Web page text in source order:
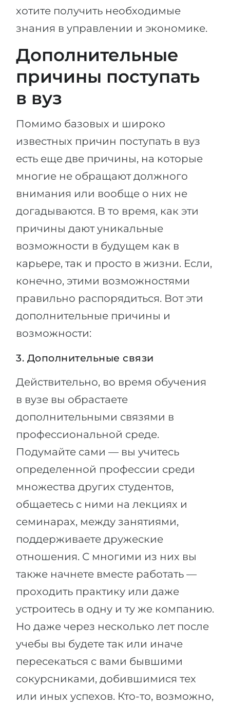
хотите получить необходимые
знания в управлении и экономике.
Дополнительные
причины поступать
в вуз
Помимо базовых и широко
известных причин поступать в вуз
есть еще две причины, на которые
многие не обращают должного
внимания или вообще о них не
догадываются. В то время, как эти
причины дают уникальные
возможности в будущем как в
карьере, так и просто в жизни. Если,
конечно, этими возможностями
правильно распорядиться. Вот эти
дополнительные причины и
возможности:
3. Дополнительные связи
Действительно, во время обучения
в вузе вы обрастаете
дополнительными связями в
профессиональной среде.
Подумайте сами — вы учитесь
определенной профессии среди
множества других студентов,
общаетесь с ними на лекциях и
семинарах, между занятиями,
поддерживаете дружеские
отношения. С многими из них вы
также начнете вместе работать —
проходить практику или даже
устроитесь в одну и ту же компанию.
Но даже через несколько лет после
учебы вы будете так или иначе
пересекаться с вами бывшими
сокурсниками, добившимися тех
или иных успехов. Кто-то, возможно,